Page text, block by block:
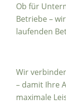
Ob für
Betriebe –
laufenden
Wir
– damit Ihre
maximale